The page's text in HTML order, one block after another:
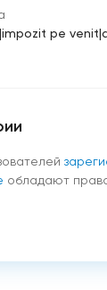
|impozit pe venit|
обладают